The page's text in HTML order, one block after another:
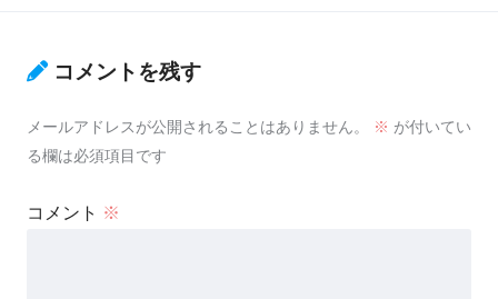
コメントを残す
メールアドレスが公開されることはありません。 ※ が付いてい
る欄は必須項目です
コメント ※